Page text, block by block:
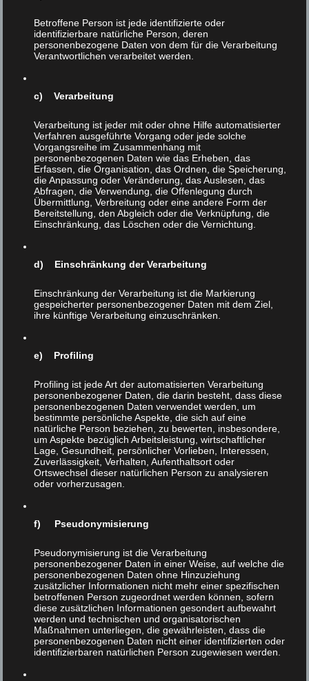
21
8dezember
0
10dezember
Betroffene Person ist jede identifizierte oder
identifizierbare natürliche Person, deren
personenbezogene Daten von dem für die Verarbeitung
Verantwortlichen verarbeitet werden.
c) Verarbeitung
Verarbeitung ist jeder mit oder ohne Hilfe automatisierter
Verfahren ausgeführte Vorgang oder jede solche
Vorgangsreihe im Zusammenhang mit
personenbezogenen Daten wie das Erheben, das
Erfassen, die Organisation, das Ordnen, die Speicherung,
die Anpassung oder Veränderung, das Auslesen, das
Abfragen, die Verwendung, die Offenlegung durch
Übermittlung, Verbreitung oder eine andere Form der
Bereitstellung, den Abgleich oder die Verknüpfung, die
Einschränkung, das Löschen oder die Vernichtung.
d) Einschränkung der Verarbeitung
Einschränkung der Verarbeitung ist die Markierung
gespeicherter personenbezogener Daten mit dem Ziel,
ihre künftige Verarbeitung einzuschränken.
e) Profiling
Profiling ist jede Art der automatisierten Verarbeitung
personenbezogener Daten, die darin besteht, dass diese
personenbezogenen Daten verwendet werden, um
bestimmte persönliche Aspekte, die sich auf eine
natürliche Person beziehen, zu bewerten, insbesondere,
um Aspekte bezüglich Arbeitsleistung, wirtschaftlicher
Lage, Gesundheit, persönlicher Vorlieben, Interessen,
Zuverlässigkeit, Verhalten, Aufenthaltsort oder
Ortswechsel dieser natürlichen Person zu analysieren
oder vorherzusagen.
f) Pseudonymisierung
Pseudonymisierung ist die Verarbeitung
personenbezogener Daten in einer Weise, auf welche die
personenbezogenen Daten ohne Hinzuziehung
zusätzlicher Informationen nicht mehr einer spezifischen
betroffenen Person zugeordnet werden können, sofern
diese zusätzlichen Informationen gesondert aufbewahrt
werden und technischen und organisatorischen
Maßnahmen unterliegen, die gewährleisten, dass die
personenbezogenen Daten nicht einer identifizierten oder
identifizierbaren natürlichen Person zugewiesen werden.